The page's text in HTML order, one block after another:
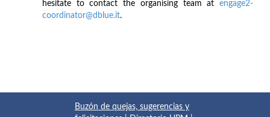
hesitate to contact the organising team at engage2-
coordinator@dblue.it.
Buzón de quejas, sugerencias y